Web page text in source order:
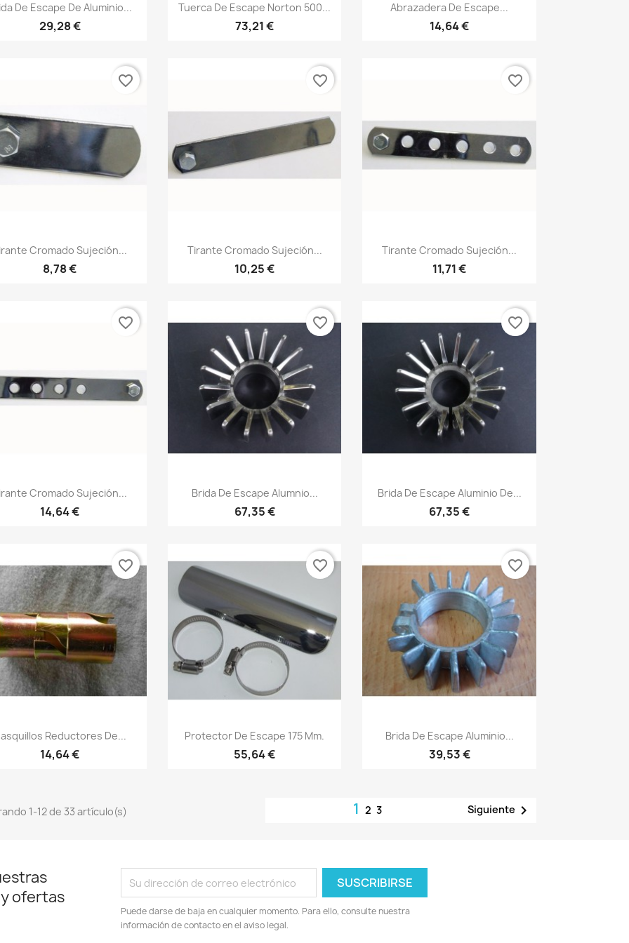
Vista rápida
De Escape De Aluminio...
29,28 €
 Vista rápida
Tuerca De Escape Norton 500...
73,21 €
Vista rápida
Abrazadera De Escape...
14,64 €
Vista rápida
Cromado Sujeción...
8,78 €
favorite_border
Vista rápida
Tirante Cromado Sujeción...
10,25 €
favorite_border
Vista rápida
Tirante Cromado Sujeción...
11,71 €
favorite_border
Vista rápida
Cromado Sujeción...
14,64 €
favorite_border
Vista rápida
Brida De Escape Alumnio...
67,35 €
favorite_border
Vista rápida
Brida De Escape Aluminio De...
67,35 €
favorite_border
Vista rápida
Reductores De...
14,64 €
favorite_border
Vista rápida
Protector De Escape 175 Mm.
55,64 €
favorite_border
 Vista rápida
Brida De Escape Aluminio...
39,53 €
favorite_border
1-12 de 33 artículo(s) 123 Siguiente 
ofertas
Puede darse de baja en cualquier momento. Para ello, consulte nuestra
información de contacto en el aviso legal.